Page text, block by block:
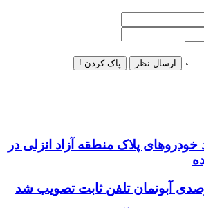
ارسال نظر پاک کردن !
پلاک منطقه آزاد انزلی در